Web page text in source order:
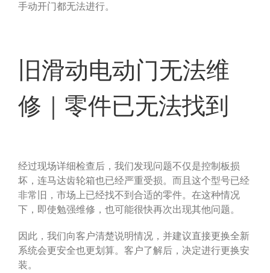
手动开门都无法进行。
旧滑动电动门无法维
修｜零件已无法找到
经过现场详细检查后，我们发现问题不仅是控制板损
坏，连马达齿轮箱也已经严重受损。而且这个型号已经
非常旧，市场上已经找不到合适的零件。在这种情况
下，即使勉强维修，也可能很快再次出现其他问题。
因此，我们向客户清楚说明情况，并建议直接更换全新
系统会更安全也更划算。 客户了解后，决定进行更换安
装。